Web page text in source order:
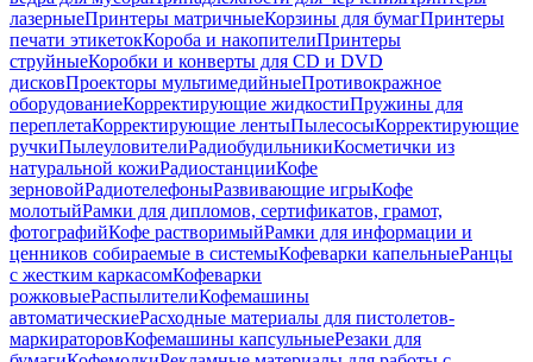
лазерныеПринтеры матричныеКорзины для бумагПринтеры
печати этикетокКороба и накопителиПринтеры
струйныеКоробки и конверты для CD и DVD
дисковПроекторы мультимедийныеПротивокражное
оборудованиеКорректирующие жидкостиПружины для
переплетаКорректирующие лентыПылесосыКорректирующие
ручкиПылеуловителиРадиобудильникиКосметички из
натуральной кожиРадиостанцииКофе
зерновойРадиотелефоныРазвивающие игрыКофе
молотыйРамки для дипломов, сертификатов, грамот,
фотографийКофе растворимыйРамки для информации и
ценников собираемые в системыКофеварки капельныеРанцы
с жестким каркасомКофеварки
рожковыеРаспылителиКофемашины
автоматическиеРасходные материалы для пистолетов-
маркираторовКофемашины капсульныеРезаки для